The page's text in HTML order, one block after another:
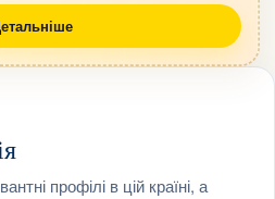
профілі в цій країні, а